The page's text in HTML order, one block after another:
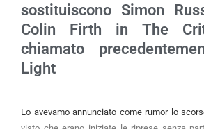
sostituiscono Simon
Colin Firth in The
chiamato
Light
Lo avevamo annunciato come rumor lo